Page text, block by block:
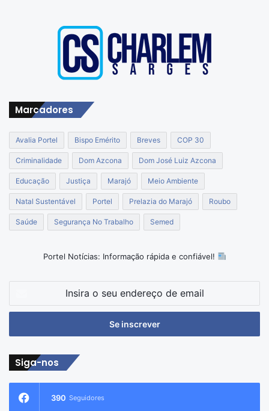
Marcadores
Avalia Portel Bispo Emérito Breves COP 30
Criminalidade Dom Azcona Dom José Luiz Azcona
Educação Justiça Marajó Meio Ambiente
Natal Sustentável Portel Prelazia do Marajó Roubo
Saúde Segurança No Trabalho Semed
Portel Notícias: Informação rápida e confiável!
seu
de
Siga-nos
390 Seguidores